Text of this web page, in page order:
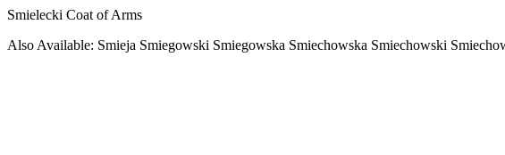
Smielecki Coat of Arms
Also Available: Smieja Smiegowski Smiegowska Smiechowska Smiechowski